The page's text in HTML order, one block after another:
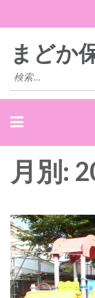
まどか
検
索:
月別: